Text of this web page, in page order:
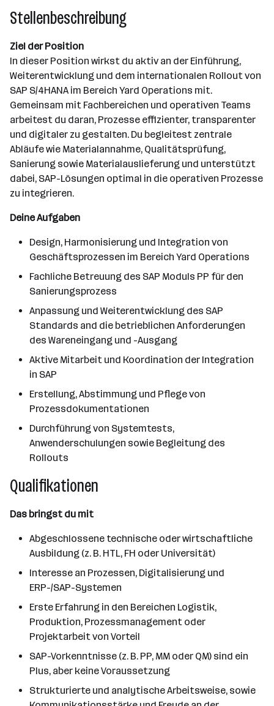
Stellenbeschreibung
Ziel der Position
In dieser Position wirkst du aktiv an der Einführung,
Weiterentwicklung und dem internationalen Rollout von
SAP S/4HANA im Bereich Yard Operations mit.
Gemeinsam mit Fachbereichen und operativen Teams
arbeitest du daran, Prozesse effizienter, transparenter
und digitaler zu gestalten. Du begleitest zentrale
Abläufe wie Materialannahme, Qualitätsprüfung,
Sanierung sowie Materialauslieferung und unterstützt
dabei, SAP-Lösungen optimal in die operativen Prozesse
zu integrieren.
Deine Aufgaben
Design, Harmonisierung und Integration von
Geschäftsprozessen im Bereich Yard Operations
Fachliche Betreuung des SAP Moduls PP für den
Sanierungsprozess
Anpassung und Weiterentwicklung des SAP
Standards and die betrieblichen Anforderungen
des Wareneingang und -Ausgang
Aktive Mitarbeit und Koordination der Integration
in SAP
Erstellung, Abstimmung und Pflege von
Prozessdokumentationen
Durchführung von Systemtests,
Anwenderschulungen sowie Begleitung des
Rollouts
Qualifikationen
Das bringst du mit
Abgeschlossene technische oder wirtschaftliche
Ausbildung (z. B. HTL, FH oder Universität)
Interesse an Prozessen, Digitalisierung und
ERP-/SAP-Systemen
Erste Erfahrung in den Bereichen Logistik,
Produktion, Prozessmanagement oder
Projektarbeit von Vorteil
SAP-Vorkenntnisse (z. B. PP, MM oder QM) sind ein
Plus, aber keine Voraussetzung
Strukturierte und analytische Arbeitsweise, sowie